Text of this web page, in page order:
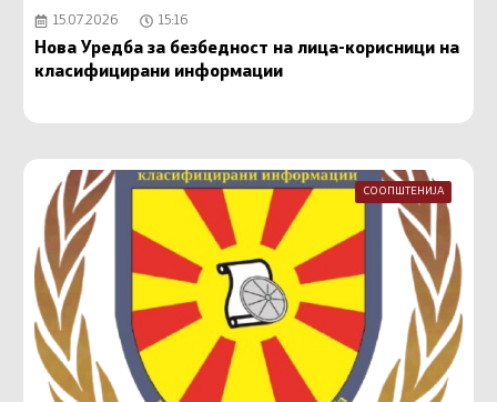
15.07.2026 15:16
Нова Уредба за безбедност на лица-корисници на
класифицирани информации
СООПШТЕНИЈА